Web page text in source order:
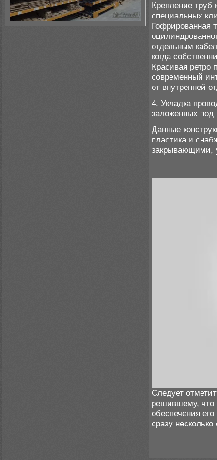
Крепление труб
специальных
Гофрированная
отдельным
когда
Красивая ретро
современный
от внутренней
4. Укладка
заложенных под
Данные
пластика и
закрывающими,
Следует
решившему, что
обеспечения
сразу